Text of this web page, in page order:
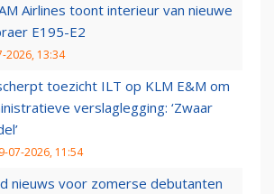
Airlines toont interieur van nieuwe
E195-E2
2026, 13:34
toezicht ILT op KLM E&M om
verslaglegging: ‘Zwaar
07-2026, 11:54
nieuws voor zomerse debutanten